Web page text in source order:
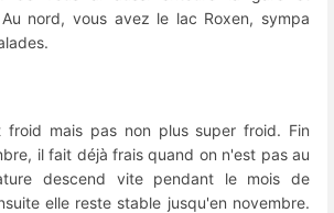
nord, vous avez le lac Roxen, sympa
froid mais pas non plus super froid. Fin
il fait déjà frais quand on n'est pas au
descend vite pendant le mois de
elle reste stable jusqu'en novembre.